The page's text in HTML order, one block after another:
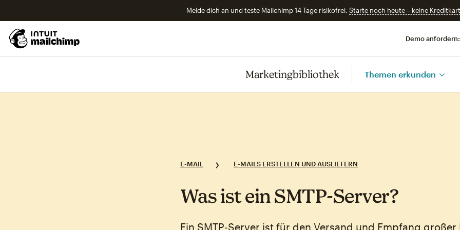
Melde dich an und teste Mailchimp 14 Tage risikofrei. Starte noch heute – keine
Demo anfordern:
Marketingbibliothek Themen erkunden
E-MAIL E-MAILS ERSTELLEN UND AUSLIEFERN
Was ist ein SMTP‑Server?
Ein SMTP‑Server ist für den Versand und Empfang großer